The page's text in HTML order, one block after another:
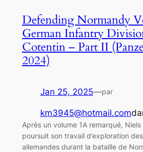
Defending Normandy
German Infantry
Cotentin – Part II
2024)
Jan 25, 2025—par
km3945@hotmail.com
Après un volume 1A remarqué, Niels
poursuit son travail d’exploration
allemandes durant la bataille de